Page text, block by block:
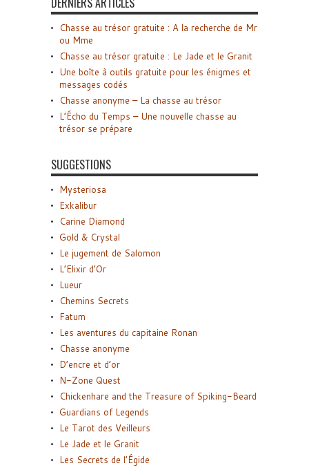
Chasse au trésor gratuite : A la recherche de Mr
ou Mme
Chasse au trésor gratuite : Le Jade et le Granit
Une boîte à outils gratuite pour les énigmes et
messages codés
Chasse anonyme – La chasse au trésor
L’Écho du Temps – Une nouvelle chasse au
trésor se prépare
SUGGESTIONS
Mysteriosa
Exkalibur
Carine Diamond
Gold & Crystal
Le jugement de Salomon
L’Elixir d’Or
Lueur
Chemins Secrets
Fatum
Les aventures du capitaine Ronan
Chasse anonyme
D’encre et d’or
N-Zone Quest
Chickenhare and the Treasure of Spiking-Beard
Guardians of Legends
Le Tarot des Veilleurs
Le Jade et le Granit
Les Secrets de l’Égide